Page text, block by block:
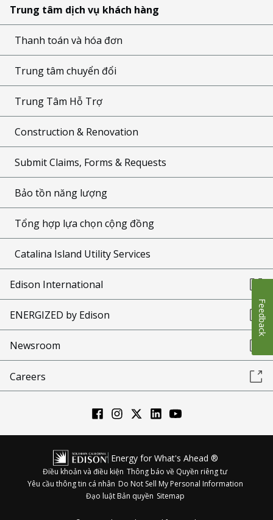
Trung tâm dịch vụ khách hàng
Thanh toán và hóa đơn
Trung tâm chuyển đổi
Trung Tâm Hỗ Trợ
Construction & Renovation
Submit Claims, Forms & Requests
Bảo tồn năng lượng
Tổng hợp lựa chọn cộng đồng
Catalina Island Utility Services
Edison International
ENERGIZED by Edison
Newsroom
Careers
Energy for What's Ahead ®
Điều khoản và điều kiện Thông báo về Quyền riêng tư
Yêu cầu thông tin cá nhân Do Not Sell My Personal Information
Đạo luật Bản quyền Sitemap
Feedback